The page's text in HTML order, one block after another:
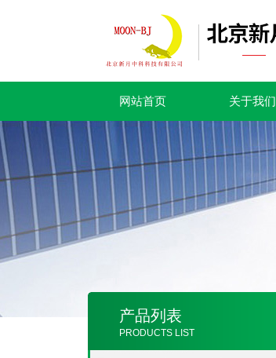
网站首页 关于我们
产品列表
PRODUCTS LIST